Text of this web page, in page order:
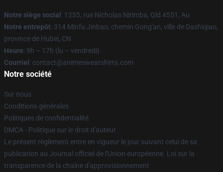
Notre siège social : 1235, rue Nicholas Nirimba, Qld 4551, Au
Notre entrepôt: 314 Minfu Jinbao, chemin Gong'an, ville de Dashiqiao,
province de Hubei, CN
Heure: 9h – 17h (lu – vendredi)
Courriel : contact@animesweatshirts.com
Notre société
Sur nous
Conditions générales
Politiques de confidentialité
DMCA - Politique sur le droit d'auteur
Le présent règlement entre en vigueur le jour suivant celui de sa
publication au Journal officiel de l'Union européenne. Loi sur la
transparence de la chaîne d'approvisionnement